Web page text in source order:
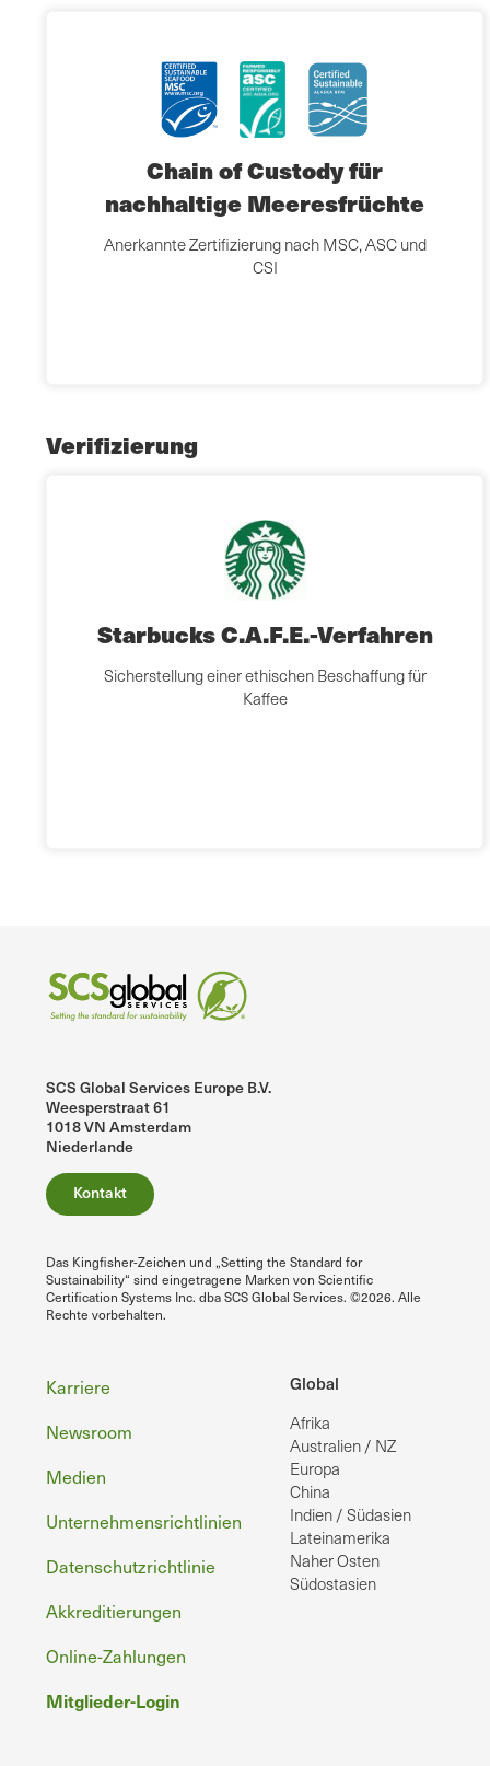
Chain of Custody für
nachhaltige Meeresfrüchte
Anerkannte Zertifizierung nach MSC, ASC und
CSI
Verifizierung
Starbucks C.A.F.E.-Verfahren
Sicherstellung einer ethischen Beschaffung für
Kaffee
SCS Global Services Europe B.V.
Weesperstraat 61
1018 VN Amsterdam
Niederlande
Kontakt
Das Kingfisher-Zeichen und „Setting the Standard for
Sustainability“ sind eingetragene Marken von Scientific
Certification Systems Inc. dba SCS Global Services. ©2026. Alle
Rechte vorbehalten.
Global
Afrika
Australien / NZ
Europa
China
Indien / Südasien
Lateinamerika
Naher Osten
Südostasien
Fußzeile
Karriere
Newsroom
Medien
Unternehmensrichtlinien
Datenschutzrichtlinie
Akkreditierungen
Online-Zahlungen
Mitglieder-Login